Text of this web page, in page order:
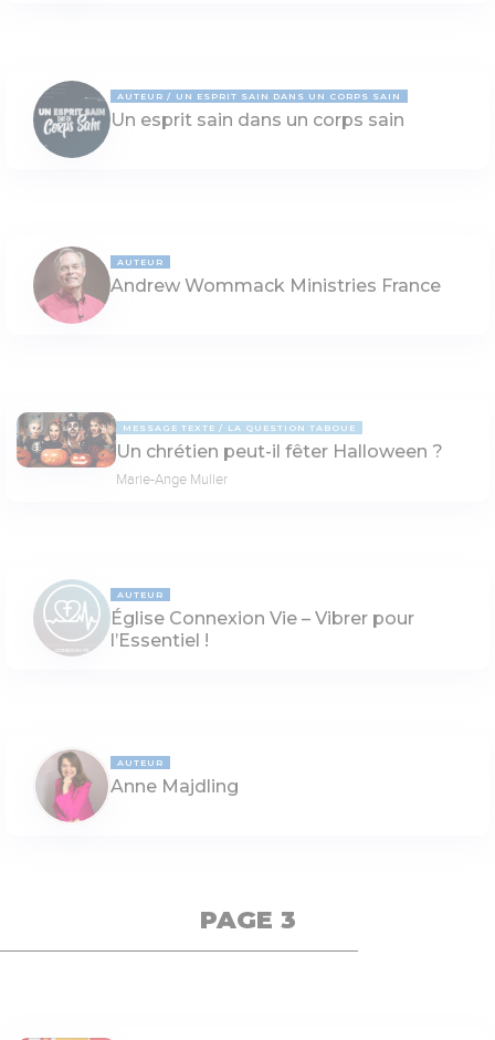
AUTEUR UN ESPRIT SAIN DANS UN CORPS SAIN
Un esprit sain dans un corps sain
AUTEUR
Andrew Wommack Ministries France
MESSAGE TEXTE LA QUESTION TABOUE
Un chrétien peut-il fêter Halloween ?
Marie-Ange Muller
AUTEUR
Église Connexion Vie – Vibrer pour
l’Essentiel !
AUTEUR
Anne Majdling
PAGE 3